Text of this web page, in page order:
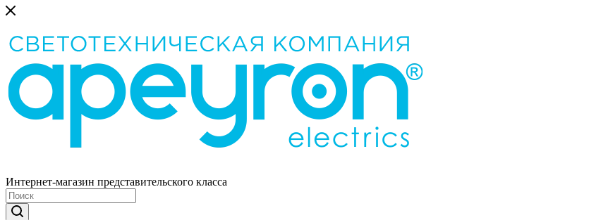
Интернет-магазин представительского класса